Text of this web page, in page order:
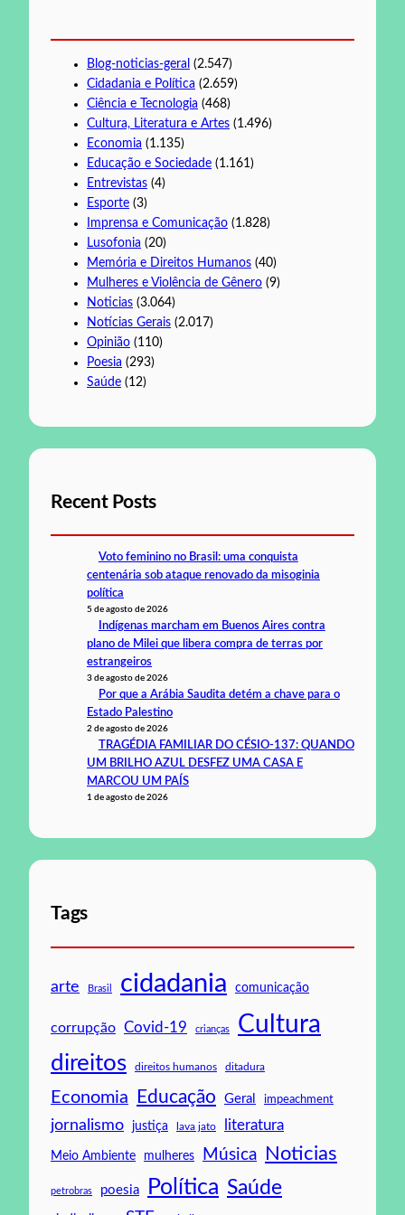
Blog-noticias-geral (2.547)
Cidadania e Política (2.659)
Ciência e Tecnologia (468)
Cultura, Literatura e Artes (1.496)
Economia (1.135)
Educação e Sociedade (1.161)
Entrevistas (4)
Esporte (3)
Imprensa e Comunicação (1.828)
Lusofonia (20)
Memória e Direitos Humanos (40)
Mulheres e Violência de Gênero (9)
Noticias (3.064)
Notícias Gerais (2.017)
Opinião (110)
Poesia (293)
Saúde (12)
Recent Posts
Voto feminino no Brasil: uma conquista
centenária sob ataque renovado da misoginia
política
5 de agosto de 2026
Indígenas marcham em Buenos Aires contra
plano de Milei que libera compra de terras por
estrangeiros
3 de agosto de 2026
Por que a Arábia Saudita detém a chave para o
Estado Palestino
2 de agosto de 2026
TRAGÉDIA FAMILIAR DO CÉSIO-137: QUANDO
UM BRILHO AZUL DESFEZ UMA CASA E
MARCOU UM PAÍS
1 de agosto de 2026
Tags
arte Brasil cidadania comunicação
corrupção Covid-19 crianças Cultura
direitos direitos humanos ditadura
Economia Educação Geral impeachment
jornalismo justiça lava jato literatura
Meio Ambiente mulheres Música Noticias
petrobras poesia Política Saúde